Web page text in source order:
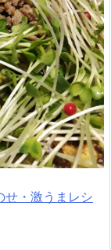
せ・激うまレシ